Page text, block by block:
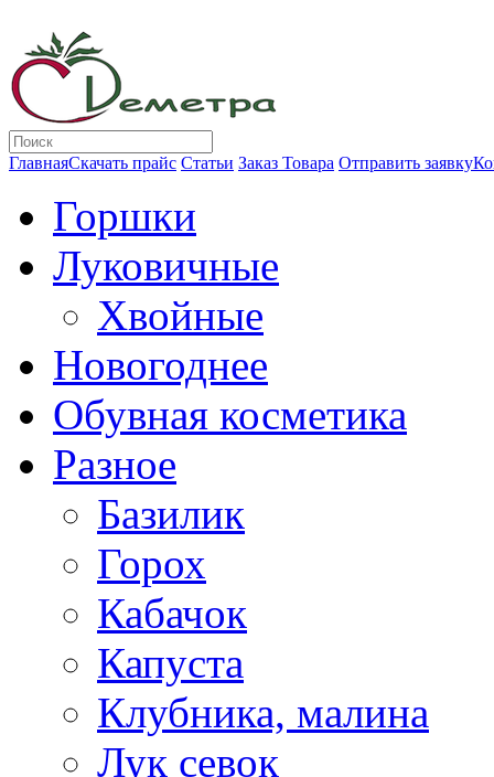
ГлавнаяСкачать прайс Статьи Заказ Товара Отправить заявку
Горшки
Луковичные
Хвойные
Новогоднее
Обувная косметика
Разное
Базилик
Горох
Кабачок
Капуста
Клубника, малина
Лук севок